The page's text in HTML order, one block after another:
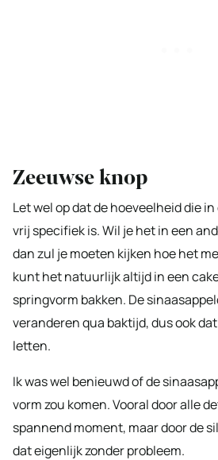
Zeeuwse knop
Let wel op dat de hoeveelheid die
vrij specifiek is. Wil je het in een
dan zul je moeten kijken hoe het
kunt het natuurlijk altijd in een
springvorm bakken. De
veranderen qua baktijd, dus ook
letten.
Ik was wel benieuwd of de
vorm zou komen. Vooral door alle
spannend moment, maar door de
dat eigenlijk zonder probleem.